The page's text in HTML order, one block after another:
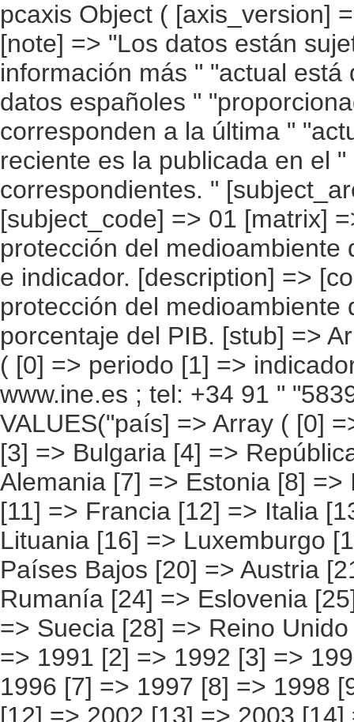
pcaxis Object ( [axis_version] => [creation_date] => 20100215 13:13 [note] => "Los datos están sujetos a actualización continua. La información más " "actual está disponible en la web de Eurostat. Los datos españoles " "proporcionados por Eurostat no siempre corresponden a la última " "actualización y la información más reciente es la publicada en el " "apartado de resultados detallados correspondientes. " [subject_area] => Cuentas ambientales [subject_code] => 01 [matrix] => 01001 [title] => Gasto/ inversión en protección del medioambiente del sector público " "por país, periodo e indicador. [description] => [contents] => Gasto/ inversión en protección del medioambiente del sector público [units] => porcentaje del PIB. [stub] => Array ( [0] => país ) [heading] => Array ( [0] => periodo [1] => indicador ) [prestext] => [values] => Array ( [: www.ine.es ; tel: +34 91 " "5839100 fax +34 91 5839158 "; VALUES("país] => Array ( [0] => UE 27 [1] => UE 25 [2] => Bélgica [3] => Bulgaria [4] => República Checa [5] => Dinamarca [6] => Alemania [7] => Estonia [8] => Irlanda [9] => Grecia [10] => España [11] => Francia [12] => Italia [13] => Chipre [14] => Letonia [15] => Lituania [16] => Luxemburgo [17] => Hungría [18] => Malta [19] => Países Bajos [20] => Austria [21] => Polonia [22] => Portugal [23] => Rumanía [24] => Eslovenia [25] => Eslovaquia [26] => Finlandia [27] => Suecia [28] => Reino Unido ) [periodo] => Array ( [0] => 1990 [1] => 1991 [2] => 1992 [3] => 1993 [4] => 1994 [5] => 1995 [6] => 1996 [7] => 1997 [8] => 1998 [9] => 1999 [10] => 2000 [11] => 2001 [12] => 2002 [13] => 2003 [14] => 2004 [15] => 2005 [16] => 2006 [17] => 2007 ) [indicador] => Array ( [0] => Gasto [1] => Inversión [2] => Gasto corriente ) ) [codes] => Array ( ) [map] => Array ( ) [decimals] => 2 [showdecimals] => 2 [source] => EUROSTAT [contact] => INE E-mail: www.ine.es/